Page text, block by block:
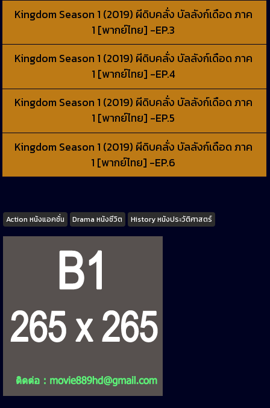
Kingdom Season 1 (2019) ผีดิบคลั่ง บัลลังก์เดือด ภาค
1 [พากย์ไทย] -EP.3
Kingdom Season 1 (2019) ผีดิบคลั่ง บัลลังก์เดือด ภาค
1 [พากย์ไทย] -EP.4
Kingdom Season 1 (2019) ผีดิบคลั่ง บัลลังก์เดือด ภาค
1 [พากย์ไทย] -EP.5
Kingdom Season 1 (2019) ผีดิบคลั่ง บัลลังก์เดือด ภาค
1 [พากย์ไทย] -EP.6
Tags
Action หนังแอคชั่น Drama หนังชีวิต History หนังประวัติศาสตร์